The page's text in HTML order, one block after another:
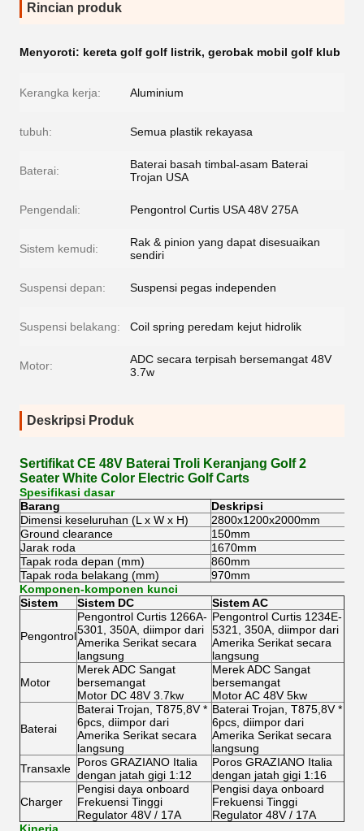
Rincian produk
Menyoroti: kereta golf golf listrik, gerobak mobil golf klub
Kerangka kerja: Aluminium
tubuh: Semua plastik rekayasa
Baterai:
Baterai basah timbal-asam Baterai
Trojan USA
Pengendali: Pengontrol Curtis USA 48V 275A
Sistem kemudi:
Rak & pinion yang dapat disesuaikan
sendiri
Suspensi depan: Suspensi pegas independen
Suspensi belakang: Coil spring peredam kejut hidrolik
Motor:
ADC secara terpisah bersemangat 48V
3.7w
Deskripsi Produk
Sertifikat CE 48V Baterai Troli Keranjang Golf 2
Seater White Color Electric Golf Carts
Spesifikasi dasar
Barang
Deskripsi
Dimensi keseluruhan (L x W x H)
2800x1200x2000mm
Ground clearance
150mm
Jarak roda
1670mm
Tapak roda depan (mm)
860mm
Tapak roda belakang (mm)
970mm
Komponen-komponen kunci
Sistem
Sistem DC Sistem AC
Pengontrol
Pengontrol Curtis 1266A-
5301, 350A, diimpor dari
Amerika Serikat secara
langsung
Pengontrol Curtis 1234E-
5321, 350A, diimpor dari
Amerika Serikat secara
langsung
Motor
Merek ADC Sangat
bersemangat
Motor DC 48V 3.7kw
Merek ADC Sangat
bersemangat
Motor AC 48V 5kw
Baterai
Baterai Trojan, T875,8V *
6pcs, diimpor dari
Amerika Serikat secara
langsung
Baterai Trojan, T875,8V *
6pcs, diimpor dari
Amerika Serikat secara
langsung
Transaxle Poros GRAZIANO Italia
dengan jatah gigi 1:12
Poros GRAZIANO Italia
dengan jatah gigi 1:16
Charger
Pengisi daya onboard
Frekuensi Tinggi
Regulator 48V / 17A
Pengisi daya onboard
Frekuensi Tinggi
Regulator 48V / 17A